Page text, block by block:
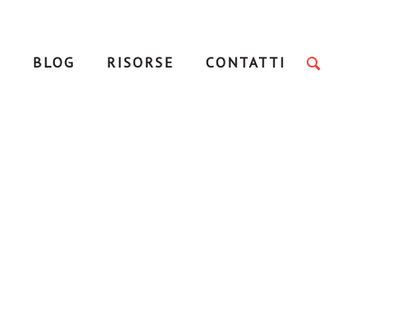
BLOG RISORSE CONTATTI